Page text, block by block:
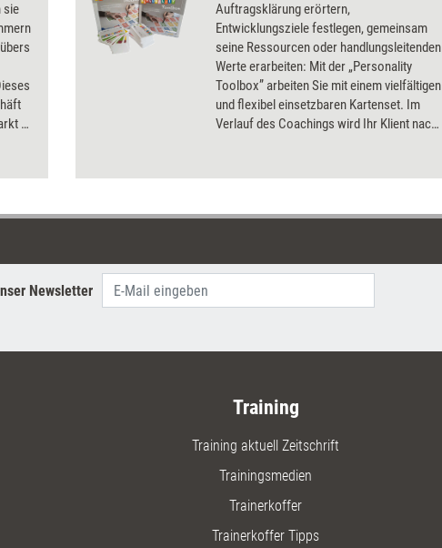
sie
zu
Auftragsklärung erörtern,
Entwicklungsziele festlegen, gemeinsam
seine Ressourcen oder handlungsleitenden
Werte erarbeiten: Mit der „Personality
Toolbox” arbeiten Sie mit einem vielfältigen
und flexibel einsetzbaren Kartenset. Im
Verlauf des Coachings wird Ihr Klient nach
Unterstützung des Sets Klientenanliegen
behandeln, Werte und Antreiber
Ein umfangreiches Anleitungsbuch mit
Newsletter
Training
Training aktuell Zeitschrift
Trainingsmedien
Trainerkoffer
Trainerkoffer Tipps